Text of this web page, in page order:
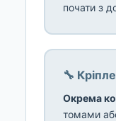
почати з
🔧
Окрема
томами